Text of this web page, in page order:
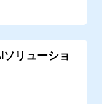
を監視・最適
リューショ